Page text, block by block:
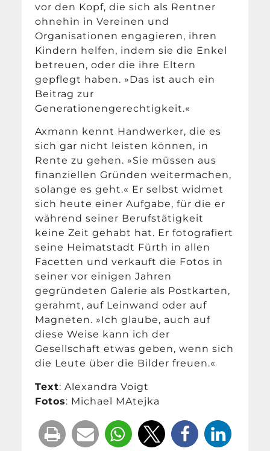
vor den Kopf, die sich als Rentner
ohnehin in Vereinen und
Organisationen engagieren, ihren
Kindern helfen, indem sie die Enkel
betreuen, oder die ihre Eltern
gepflegt haben. »Das ist auch ein
Beitrag zur
Generationengerechtigkeit.«
Axmann kennt Handwerker, die es
sich gar nicht leisten können, in
Rente zu gehen. »Sie müssen aus
finanziellen Gründen weitermachen,
solange es geht.« Er selbst widmet
sich heute einer Aufgabe, für die er
während seiner Berufstätigkeit
keine Zeit gehabt hat. Er fotografiert
seine Heimatstadt Fürth in allen
Facetten und verkauft die Fotos in
seiner vor einigen Jahren
gegründeten Galerie als Postkarten,
gerahmt, auf Leinwand oder auf
Magneten. »Ich glaube, auch auf
diese Weise kann ich der
Gesellschaft etwas geben, wenn sich
die Leute über die Bilder freuen.«
Text: Alexandra Voigt
Fotos: Michael MAtejka